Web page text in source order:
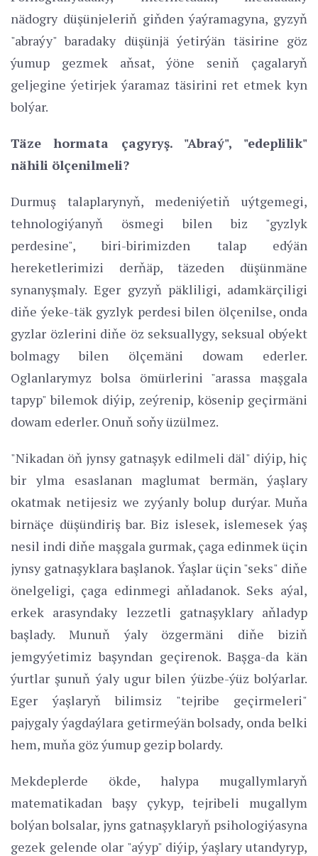
nädogry düşünjeleriň giňden ýaýramagyna, gyzyň
"abraýy" baradaky düşünjä ýetirýän täsirine göz
ýumup gezmek aňsat, ýöne seniň çagalaryň
geljegine ýetirjek ýaramaz täsirini ret etmek kyn
bolýar.
Täze hormata çagyryş. "Abraý", "edeplilik"
nähili ölçenilmeli?
Durmuş talaplarynyň, medeniýetiň uýtgemegi,
tehnologiýanyň ösmegi bilen biz "gyzlyk
perdesine", biri-birimizden talap edýän
hereketlerimizi derňäp, täzeden düşünmäne
synanyşmaly. Eger gyzyň päkliligi, adamkärçiligi
diňe ýeke-täk gyzlyk perdesi bilen ölçenilse, onda
gyzlar özlerini diňe öz seksuallygy, seksual obýekt
bolmagy bilen ölçemäni dowam ederler.
Oglanlarymyz bolsa ömürlerini "arassa maşgala
tapyp" bilemok diýip, zeýrenip, kösenip geçirmäni
dowam ederler. Onuň soňy üzülmez.
"Nikadan öň jynsy gatnaşyk edilmeli däl" diýip, hiç
bir ylma esaslanan maglumat bermän, ýaşlary
okatmak netijesiz we zyýanly bolup durýar. Muňa
birnäçe düşündiriş bar. Biz islesek, islemesek ýaş
nesil indi diňe maşgala gurmak, çaga edinmek üçin
jynsy gatnaşyklara başlanok. Ýaşlar üçin "seks" diňe
önelgeligi, çaga edinmegi aňladanok. Seks aýal,
erkek arasyndaky lezzetli gatnaşyklary aňladyp
başlady. Munuň ýaly özgermäni diňe biziň
jemgyýetimiz başyndan geçirenok. Başga-da kän
ýurtlar şunuň ýaly ugur bilen ýüzbe-ýüz bolýarlar.
Eger ýaşlaryň bilimsiz "tejribe geçirmeleri"
pajygaly ýagdaýlara getirmeýän bolsady, onda belki
hem, muňa göz ýumup gezip bolardy.
Mekdeplerde ökde, halypa mugallymlaryň
matematikadan başy çykyp, tejribeli mugallym
bolýan bolsalar, jyns gatnaşyklaryň psihologiýasyna
gezek gelende olar "aýyp" diýip, ýaşlary utandyryp,